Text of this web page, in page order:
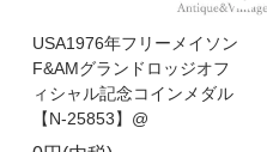
USA1976年フリーメイソン
F&AMグランドロッジオフ
ィシャル記念コインメダル
【N-25853】@